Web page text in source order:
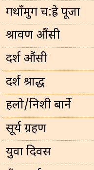
गथाँमुग च:ह्रे पूजा
श्रावण औंसी
दर्श औंसी
दर्श श्राद्ध
हलो/निशी बार्ने
सूर्य ग्रहण
युवा दिवस